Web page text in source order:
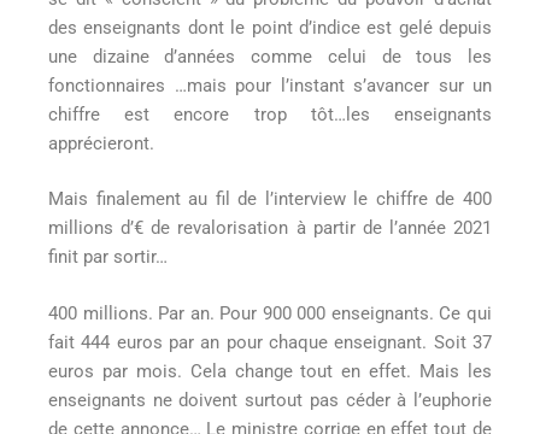
des enseignants dont le point d’indice est gelé depuis
une dizaine d’années comme celui de tous les
fonctionnaires …mais pour l’instant s’avancer sur un
chiffre est encore trop tôt…les enseignants
apprécieront.
Mais finalement au fil de l’interview le chiffre de 400
millions d’€ de revalorisation à partir de l’année 2021
finit par sortir…
400 millions. Par an. Pour 900 000 enseignants. Ce qui
fait 444 euros par an pour chaque enseignant. Soit 37
euros par mois. Cela change tout en effet. Mais les
enseignants ne doivent surtout pas céder à l’euphorie
de cette annonce… Le ministre corrige en effet tout de